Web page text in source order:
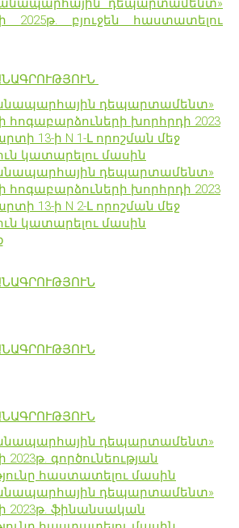
դեպարտամենտ»
2025թ. բյուջեն հաստատելու
դեպարտամենտ»
հոգաբարձուների խորհրդի 2023
13-ի N 1-Լ որոշման մեջ
կատարելու մասին
դեպարտամենտ»
հոգաբարձուների խորհրդի 2023
13-ի N 2-Լ որոշման մեջ
կատարելու մասին
դեպարտամենտ»
գործունեության
հաստատելու մասին
դեպարտամենտ»
2023թ. ֆինանսական